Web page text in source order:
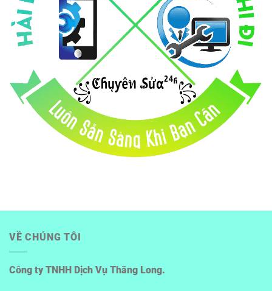
VỀ CHÚNG TÔI
Công ty TNHH Dịch Vụ Thăng Long.